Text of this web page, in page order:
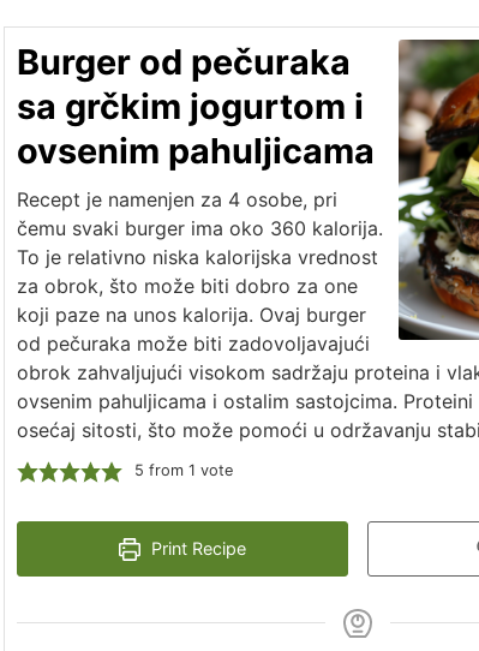
Burger od pečuraka
sa grčkim jogurtom i
ovsenim pahuljicama
Recept je namenjen za 4 osobe, pri
čemu svaki burger ima oko 360 kalorija.
To je relativno niska kalorijska vrednost
za obrok, što može biti dobro za one
koji paze na unos kalorija. Ovaj burger
od pečuraka može biti zadovoljavajući
obrok zahvaljujući visokom sadržaju proteina i
ovsenim pahuljicama i ostalim sastojcima.
osećaj sitosti, što može pomoći u održavanju
5 from 1 vote
Print Recipe